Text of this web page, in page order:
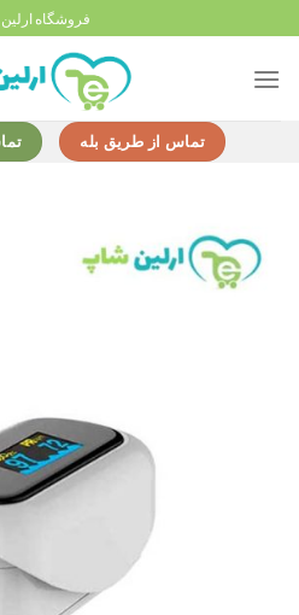
to
content
فروشگاه
تماس از طریق بله